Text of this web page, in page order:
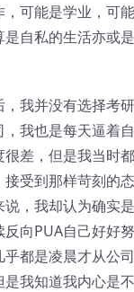
可能是学业，可
自私的生活亦或
，我并没有选择考
我也是每天逼着
很差，但是我当时
受到那样苛刻的
说，我却认为确实
向PUA自己好好
乎都是凌晨才从公
我知道我内心是